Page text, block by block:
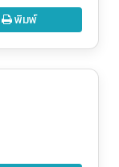
พิมพ์